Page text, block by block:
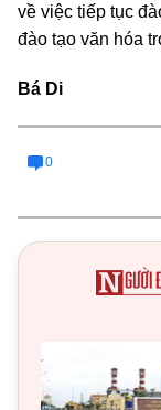
về việc tiếp tục
đào tạo văn hóa
Bá Di
0